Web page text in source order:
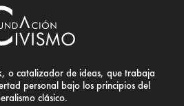
o catalizador de ideas, que trabaja
personal bajo los principios del
clásico.